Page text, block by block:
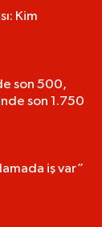
Kim
son 500,
son 1.750
iş var”